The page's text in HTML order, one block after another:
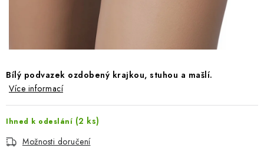
Moje objednávka
Výměna / vrácení zboží
Potisk textilu
Obchodní podmínky
Bílý podvazek ozdobený krajkou, stuhou a mašlí.
Více informací
Ihned k odeslání (2 ks)
Možnosti doručení